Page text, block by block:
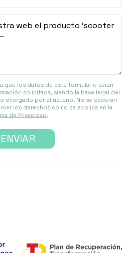
que los datos de este formulario serán
solicitada, siendo la base legal del
otorgado por el usuario. No se cederán
los derechos como se explica en la
de Privacidad.